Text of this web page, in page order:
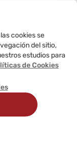
cookies se
del sitio,
estudios para
de Cookies